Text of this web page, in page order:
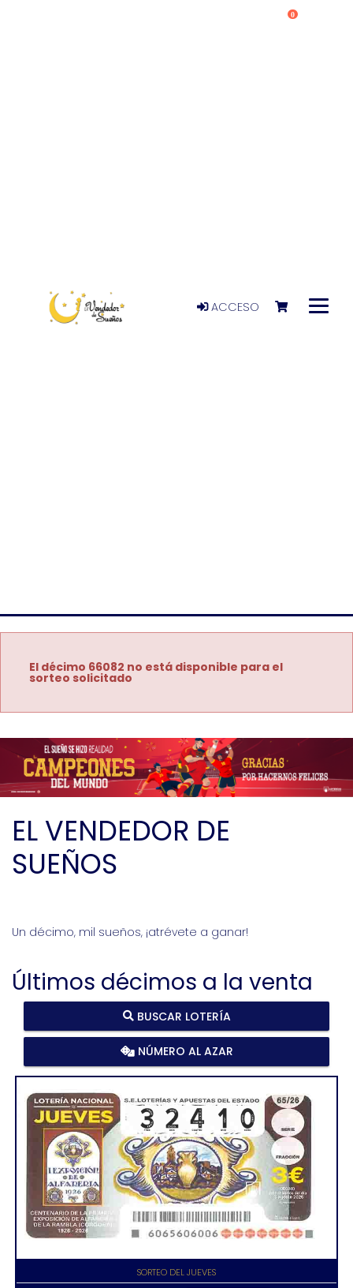
ACCESO
0
El décimo 66082 no está disponible para el
sorteo solicitado
EL VENDEDOR DE
SUEÑOS
Un décimo, mil sueños, ¡atrévete a ganar!
Últimos décimos a la venta
BUSCAR LOTERÍA
NÚMERO AL AZAR
SORTEO DEL JUEVES